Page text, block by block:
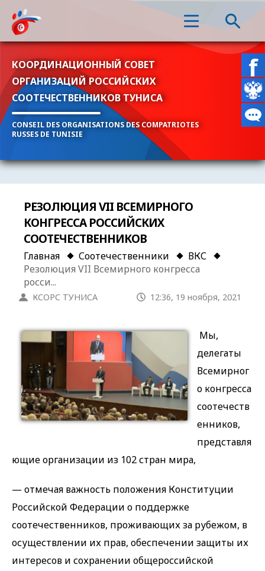
КООРДИНАЦИОННЫЙ СОВЕТ
ОРГАНИЗАЦИЙ РОССИЙСКИХ
СООТЕЧЕСТВЕННИКОВ ТУНИСА
CONSEIL DES ORGANISATIONS DES COMPATRIOTES
RUSSES DE TUNISIE
РЕЗОЛЮЦИЯ VII ВСЕМИРНОГО
КОНГРЕССА РОССИЙСКИХ
СООТЕЧЕСТВЕННИКОВ
Главная Соотечественники
ВКС
Резолюция VII Всемирного конгресса
росси...
КСОРС ТУНИСА 12:36, 19 ноября, 2021
Мы,
делегаты
Всемирног
о конгресса
соотечеств
енников,
представля
ющие организации из 102 стран мира,
— отмечая важность положения Конституции
Российской Федерации о поддержке
соотечественников, проживающих за рубежом, в
осуществлении их прав, обеспечении защиты их
интересов и сохранении общероссийской